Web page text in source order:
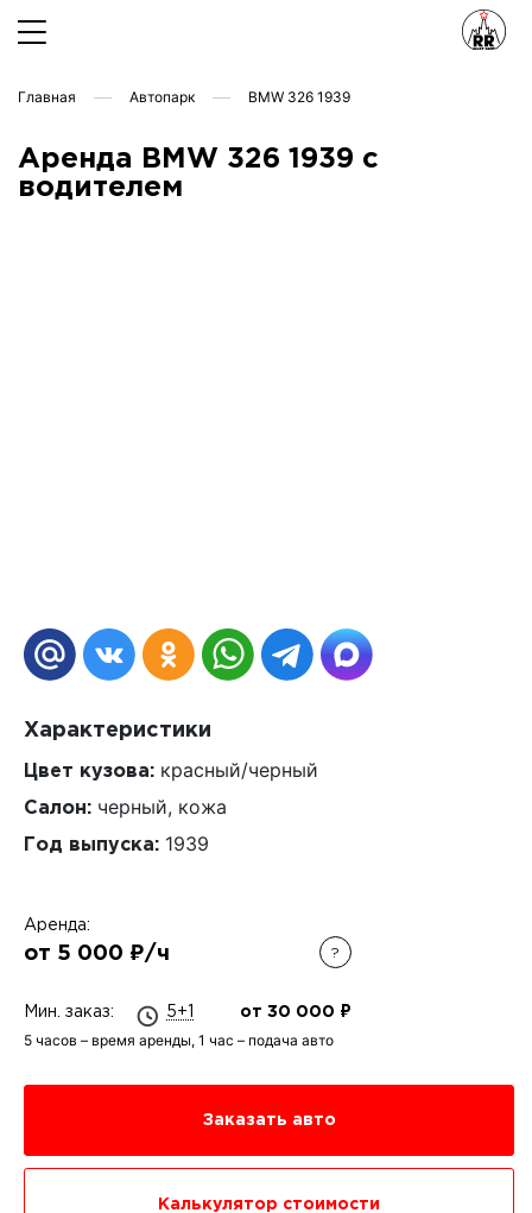
Главная Автопарк BMW 326 1939
Аренда BMW 326 1939 с
водителем
Характеристики
Цвет кузова: красный/черный
Салон: черный, кожа
Год выпуска: 1939
Аренда:
от 5 000 ₽/ч ?
Мин. заказ: 5+1 от 30 000 ₽
5 часов – время аренды, 1 час – подача авто
Заказать авто
Калькулятор стоимости